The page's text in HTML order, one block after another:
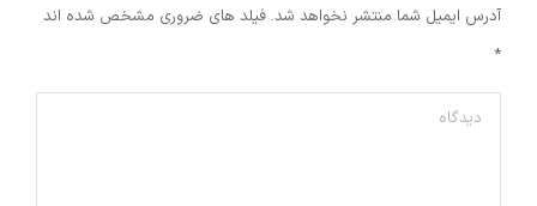
آدرس ایمیل شما منتشر نخواهد شد. فیلد های ضروری مشخص شده اند
*
دیدگاه